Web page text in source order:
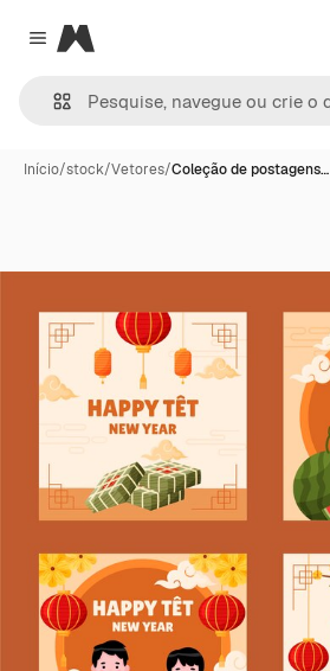
Close menu
Magnific
Início/stock/Vetores/Coleção de postagens…